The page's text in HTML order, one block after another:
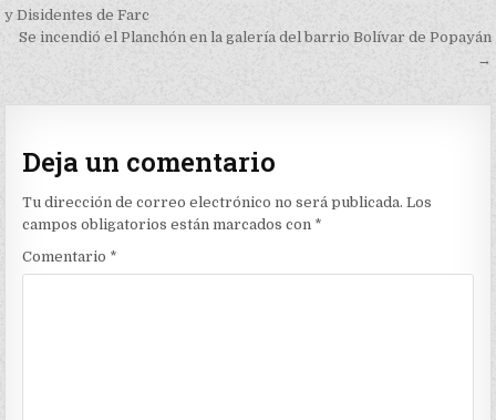
de
y Disidentes de Farc
Se incendió el Planchón en la galería del barrio Bolívar de Popayán
→
Deja un comentario
Tu dirección de correo electrónico no será publicada. Los
campos obligatorios están marcados con *
Comentario *